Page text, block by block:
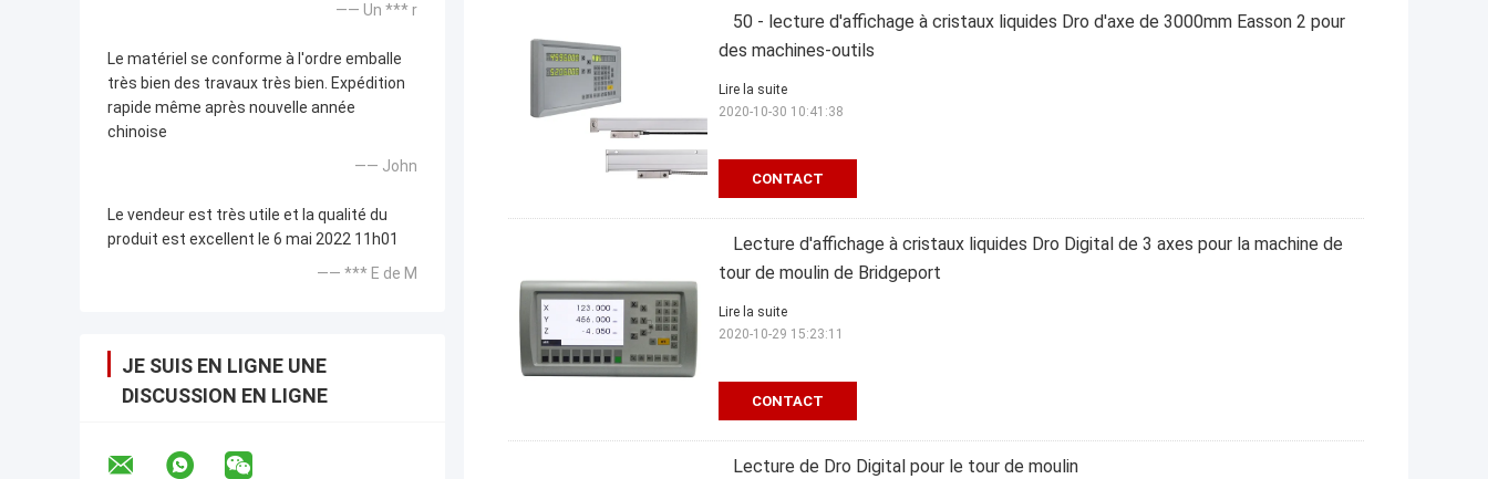
—— Un *** r
Le matériel se conforme à l'ordre emballe
très bien des travaux très bien. Expédition
rapide même après nouvelle année
chinoise
—— John
Le vendeur est très utile et la qualité du
produit est excellent le 6 mai 2022 11h01
—— *** E de M
JE SUIS EN LIGNE UNE
DISCUSSION EN LIGNE
50 - lecture d'affichage à cristaux liquides Dro d'axe de 3000mm Easson 2 pour
des machines-outils
CONTACT
Lire la suite
2020-10-30 10:41:38
Lecture d'affichage à cristaux liquides Dro Digital de 3 axes pour la machine de
tour de moulin de Bridgeport
CONTACT
Lire la suite
2020-10-29 15:23:11
Lecture de Dro Digital pour le tour de moulin